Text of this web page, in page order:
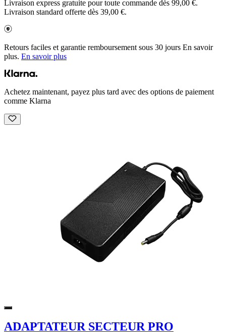
Livraison express gratuite pour toute commande dès 99,00 €.
Livraison standard offerte dès 39,00 €.
Retours faciles et garantie remboursement sous 30 jours En savoir
plus. En savoir plus
Achetez maintenant, payez plus tard avec des options de paiement
comme Klarna
ADAPTATEUR SECTEUR PRO